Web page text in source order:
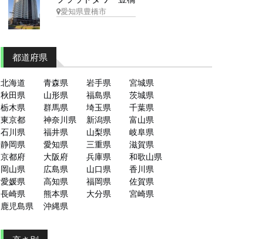
愛知県豊橋市
都道府県
北海道 青森県 岩手県
宮城県
秋田県
山形県 福島県
茨城県
栃木県
群馬県 埼玉県
千葉県
東京都
神奈川県 新潟県
富山県
石川県
福井県 山梨県
岐阜県
静岡県
愛知県 三重県
滋賀県
京都府
大阪府 兵庫県
和歌山県
岡山県
広島県 山口県
香川県
愛媛県
高知県 福岡県
佐賀県
長崎県
熊本県 大分県
宮崎県
鹿児島県
沖縄県